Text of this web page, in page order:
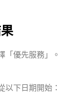
「優先服務」。
以下日期開始：